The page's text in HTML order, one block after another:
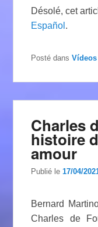
Désolé, cet
Español .
Posté dans Vídeos
Charles
histoire
amour
Publié le17/04/
Bernard
Charles de